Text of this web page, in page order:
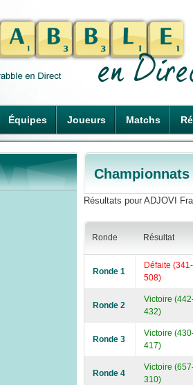
Équipes Joueurs Matchs
Résultats pour ADJOVI
Ronde Résultat
Ronde 1
Défaite (341-
508)
Ronde 2
Victoire
432)
Ronde 3
Victoire
417)
Ronde 4
Victoire
310)